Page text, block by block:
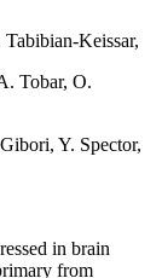
Keissar,
Tobar, O.
Y. Spector,
in brain
from